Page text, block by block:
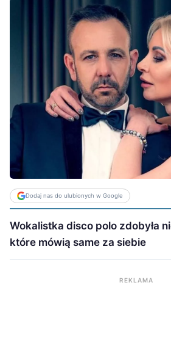
Dodaj nas do ulubionych w Google
Wokalistka disco polo zdobyła
które mówią same za siebie
REKLAMA